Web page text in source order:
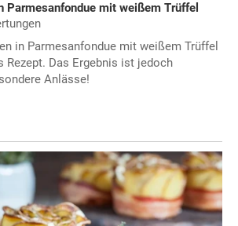
Parmesanfondue mit weißem Trüffel
in Parmesanfondue mit weißem Trüffel
Rezept. Das Ergebnis ist jedoch
Anlässe!